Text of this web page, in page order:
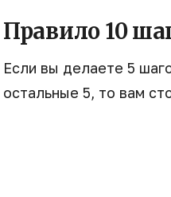
Правило 10
Если вы делаете 5
остальные 5, то вам